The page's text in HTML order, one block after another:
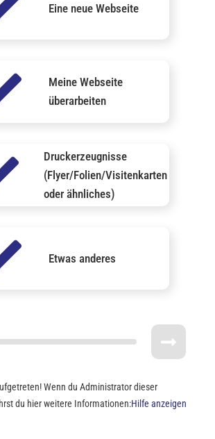
Eine neue Webseite
Meine Webseite
überarbeiten
Druckerzeugnisse
(Flyer/Folien/Visitenkarten
oder ähnliches)
Etwas anderes
Wenn du Administrator dieser
du hier weitere Informationen:Hilfe anzeigen